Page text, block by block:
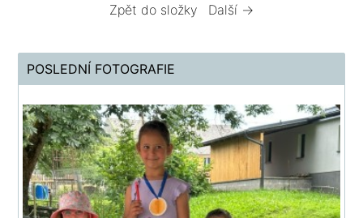
Zpět do složky
Další →
POSLEDNÍ FOTOGRAFIE